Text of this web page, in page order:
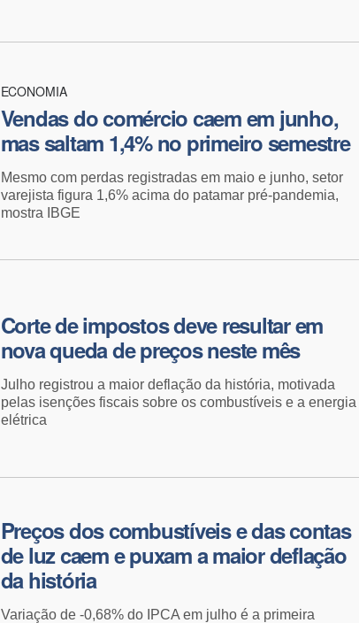
ECONOMIA
Vendas do comércio caem em junho,
mas saltam 1,4% no primeiro semestre
Mesmo com perdas registradas em maio e junho, setor
varejista figura 1,6% acima do patamar pré-pandemia,
mostra IBGE
Corte de impostos deve resultar em
nova queda de preços neste mês
Julho registrou a maior deflação da história, motivada
pelas isenções fiscais sobre os combustíveis e a energia
elétrica
Preços dos combustíveis e das contas
de luz caem e puxam a maior deflação
da história
Variação de -0,68% do IPCA em julho é a primeira